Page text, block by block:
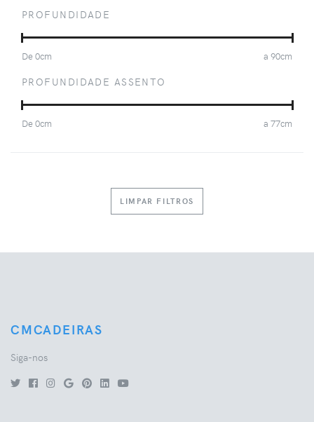
PROFUNDIDADE
De0cm a 90cm
PROFUNDIDADE ASSENTO
De0cm a 77cm
LIMPAR FILTROS
CMCADEIRAS
Siga-nos